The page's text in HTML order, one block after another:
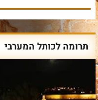
תרומה לכותל המערבי